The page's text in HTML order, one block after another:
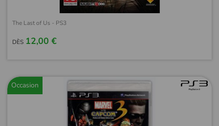
The Last of Us - PS3
DÈS 12,00 €
Occasion